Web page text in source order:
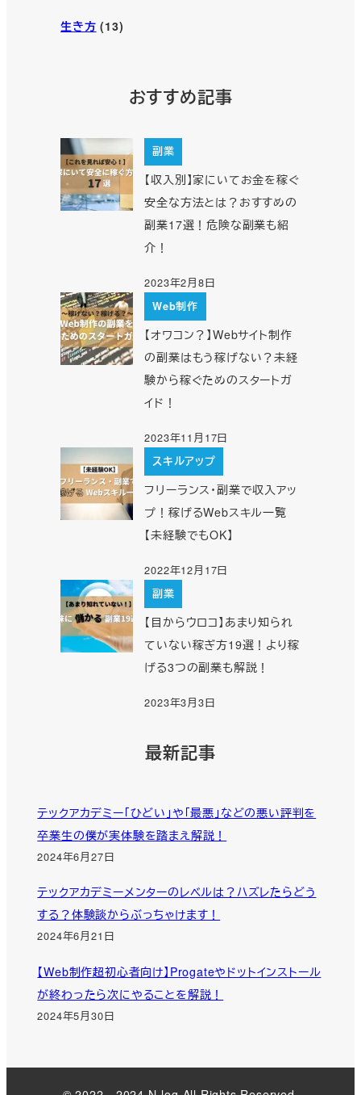
生き方 (13)
おすすめ記事
副業
【収入別】家にいてお金を稼ぐ
安全な方法とは？おすすめの
副業17選！危険な副業も紹
介！
2023年2月8日
Web制作
【オワコン？】Webサイト制作
の副業はもう稼げない？未経
験から稼ぐためのスタートガ
イド！
2023年11月17日
スキルアップ
フリーランス・副業で収入アッ
プ！稼げるWebスキル一覧
【未経験でもOK】
2022年12月17日
副業
【目からウロコ】あまり知られ
ていない稼ぎ方19選！より稼
げる3つの副業も解説！
2023年3月3日
最新記事
テックアカデミー「ひどい」や「最悪」などの悪い評判を
卒業生の僕が実体験を踏まえ解説！
2024年6月27日
テックアカデミーメンターのレベルは？ハズレたらどう
する？体験談からぶっちゃけます！
2024年6月21日
【Web制作超初心者向け】Progateやドットインストール
が終わったら次にやることを解説！
2024年5月30日